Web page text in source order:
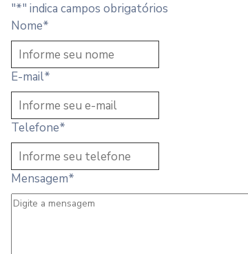
"*" indica campos obrigatórios
Nome*
E-mail*
Telefone*
Mensagem*